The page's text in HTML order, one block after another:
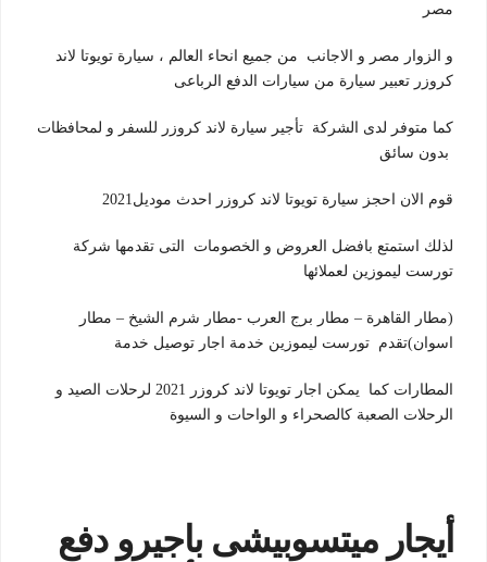
مصر
و الزوار مصر و الاجانب من جميع انحاء العالم ، سيارة تويوتا لاند
كروزر تعبير سيارة من سيارات الدفع الرباعى
كما متوفر لدى الشركة تأجير سيارة لاند كروزر للسفر و لمحافظات
بدون سائق
قوم الان احجز سيارة تويوتا لاند كروزر احدث موديل2021
لذلك استمتع بافضل العروض و الخصومات التى تقدمها شركة
تورست ليموزين لعملائها
(مطار القاهرة – مطار برج العرب -مطار شرم الشيخ – مطار
اسوان)تقدم تورست ليموزين خدمة اجار توصيل خدمة
المطارات كما يمكن اجار تويوتا لاند كروزر 2021 لرحلات الصيد و
الرحلات الصعبة كالصحراء و الواحات و السيوة
أيجار ميتسوبيشى باجيرو دفع